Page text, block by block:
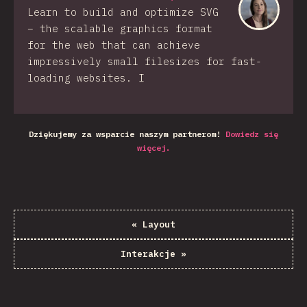
Learn to build and optimize SVG
– the scalable graphics format
for the web that can achieve
impressively small filesizes for fast-
loading websites. I
Dziękujemy za wsparcie naszym partnerom!
Dowiedz się
więcej.
« Layout
Interakcje »